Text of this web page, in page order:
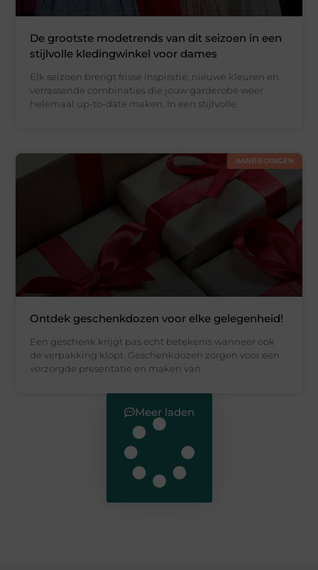
De grootste modetrends van dit seizoen in een
stijlvolle kledingwinkel voor dames
Elk seizoen brengt frisse inspiratie, nieuwe kleuren en
verrassende combinaties die jouw garderobe weer
helemaal up-to-date maken. In een stijlvolle
AANBIEDINGEN
Ontdek geschenkdozen voor elke gelegenheid!
Een geschenk krijgt pas echt betekenis wanneer ook
de verpakking klopt. Geschenkdozen zorgen voor een
verzorgde presentatie en maken van
Meer laden